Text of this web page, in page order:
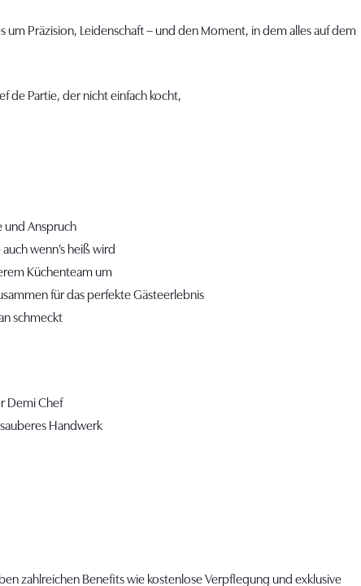
um Präzision, Leidenschaft – und den Moment, in dem alles auf dem
de Partie, der nicht einfach kocht,
und Anspruch
wenn’s heiß wird
Küchenteam um
für das perfekte Gästeerlebnis
schmeckt
Demi Chef
Handwerk
zahlreichen Benefits wie kostenlose Verpflegung und exklusive